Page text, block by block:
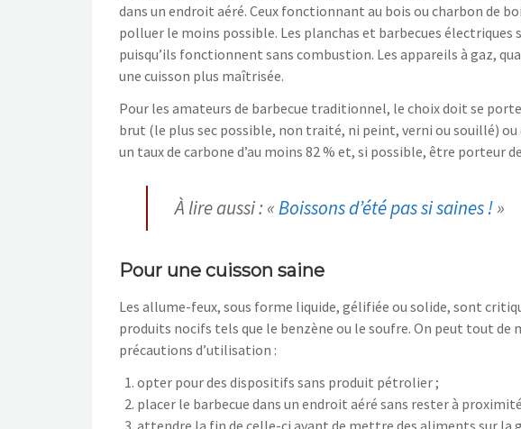
dans un endroit aéré. Ceux fonctionnant au bois ou charbon de
polluer le moins possible. Les planchas et barbecues électriques
puisqu’ils fonctionnent sans combustion. Les appareils à gaz,
une cuisson plus maîtrisée.
Pour les amateurs de barbecue traditionnel, le choix doit se
brut (le plus sec possible, non traité, ni peint, verni ou souillé)
un taux de carbone d’au moins 82 % et, si possible, être porteur
À lire aussi : «Boissons d’été pas si saines !»
Pour une cuisson saine
Les allume-feux, sous forme liquide, gélifiée ou solide, sont
produits nocifs tels que le benzène ou le soufre. On peut tout de
précautions d’utilisation :
opter pour des dispositifs sans produit pétrolier ;
placer le barbecue dans un endroit aéré sans rester à
attendre la fin de celle-ci avant de mettre des aliments sur la